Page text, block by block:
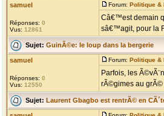
samuel
Réponses: 0
Vus: 12861
Forum: Politique &
Câ€™est demain
sâ€™agit, pour la
Sujet: GuinÃ©e: le loup dans la bergerie
samuel
Réponses: 0
Vus: 12550
Forum: Politique &
Parfois, les
rÃ©gimes au grÃ©
Sujet: Laurent Gbagbo est rentrÃ© en